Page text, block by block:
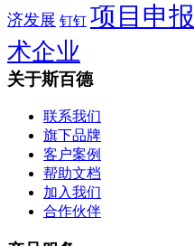
济发展 钉钉 项目申报
术企业
关于斯百德
联系我们
旗下品牌
客户案例
帮助文档
加入我们
合作伙伴